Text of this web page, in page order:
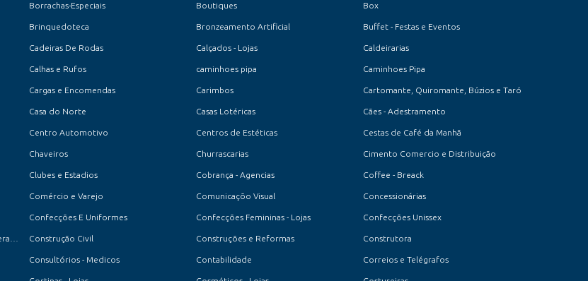
Borrachas-Especiais Boutiques Box
Brinquedoteca Bronzeamento Artificial Buffet - Festas e Eventos
Cadeiras De Rodas Calçados - Lojas Caldeirarias
Calhas e Rufos caminhoes pipa Caminhoes Pipa
Cargas e Encomendas Carimbos Cartomante, Quiromante, Búzios e Taró
Casa do Norte Casas Lotéricas Cães - Adestramento
Centro Automotivo Centros de Estéticas Cestas de Café da Manhã
Chaveiros Churrascarias Cimento Comercio e Distribuição
Clubes e Estadios Cobrança - Agencias Coffee - Breack
Comércio e Varejo Comunicaçõo Visual Concessionárias
Confecções E Uniformes Confecções Femininas - Lojas Confecções Unissex
Construção Civil Construções e Reformas Construtora
Consultórios - Medicos Contabilidade Correios e Telégrafos